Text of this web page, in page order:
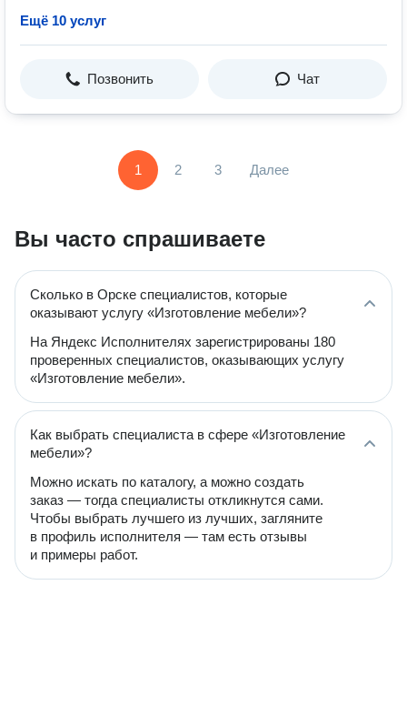
Ещё 10 услуг
Позвонить Чат
1 2 3 Далее
Вы часто спрашиваете
Сколько в Орске специалистов, которые
оказывают услугу «Изготовление мебели»?
На Яндекс Исполнителях зарегистрированы 180
проверенных специалистов, оказывающих услугу
«Изготовление мебели».
Как выбрать специалиста в сфере «Изготовление
мебели»?
Можно искать по каталогу, а можно создать
заказ — тогда специалисты откликнутся сами.
Чтобы выбрать лучшего из лучших, загляните
в профиль исполнителя — там есть отзывы
и примеры работ.